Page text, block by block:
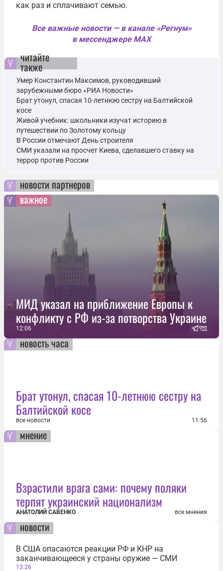
как раз и сплачивают семью.
Все важные новости — в канале «Регнум»
в мессенджере MAX
читайте
также
Умер Константин Максимов, руководивший
зарубежными бюро «РИА Новости»
Брат утонул, спасая 10-летнюю сестру на Балтийской
косе
Живой учебник: школьники изучат историю в
путешествии по Золотому кольцу
В России отмечают День строителя
СМИ указали на просчет Киева, сделавшего ставку на
террор против России
новости партнеров
важное
МИД указал на приближение Европы к
конфликту с РФ из-за потворства Украине
12:06
новость часа
Брат утонул, спасая 10-летнюю сестру на
Балтийской косе
все новости 11:56
мнение
Взрастили врага сами: почему поляки
терпят украинский национализм
АНАТОЛИЙ САВЕНКО все мнения
новости
В США опасаются реакции РФ и КНР на
заканчивающееся у страны оружие — СМИ
13:26